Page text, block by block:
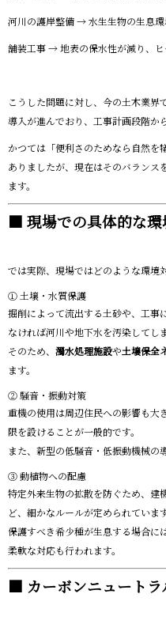
河川の護岸整備 → 水生生物の生息
舗装工事 → 地表の保水性が減り、
こうした問題に対し、今の土木業界
導入が進んでおり、工事計画段階か
かつては「便利さのためなら自然を
ありましたが、現在はそのバランス
ます。
■ 現場での具体的な環
では実際、現場ではどのような環境
① 土壌・水質保護
掘削によって流出する土砂や、工事
なければ河川や地下水を汚染してし
そのため、 濁水処理施設や土壌保全
ます。
② 騒音・振動対策
重機の使用は周辺住民への影響も大
限を設けることが一般的です。
また、新型の低騒音・低振動機械の
③ 動植物への配慮
特定外来生物の拡散を防ぐため、建
ど、細かなルールが定められています
保護すべき希少種が生息する場合には
柔軟な対応も行われます。
■ カーボンニュートラ